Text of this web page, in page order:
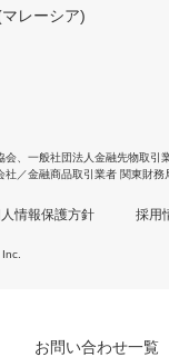
レーシア)
会 一般社団法人金融先物取引
社／金融商品取引業者 関東財
情報保護方針 採用
お問い合わせ一覧